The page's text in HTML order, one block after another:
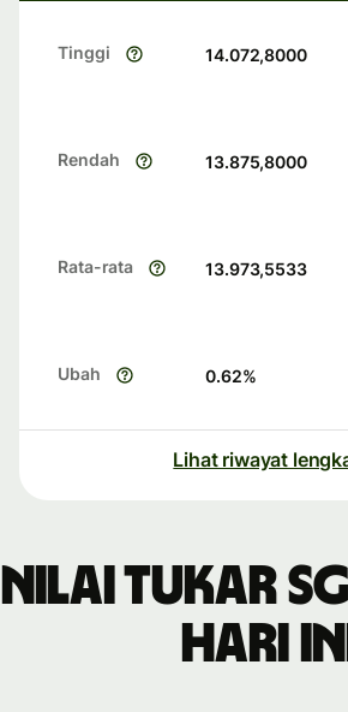
Tinggi 14.072,8000
Rendah 13.875,8000
Rata-rata 13.973,5533
Ubah 0.62%
Lihat riwayat
Nilai tukar
hari ini